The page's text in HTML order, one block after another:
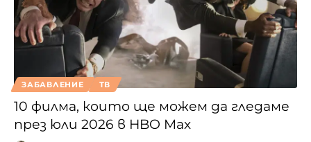
ЗАБАВЛЕНИЕ ТВ
10 филма, които ще можем да гледаме
през юли 2026 в HBO Max